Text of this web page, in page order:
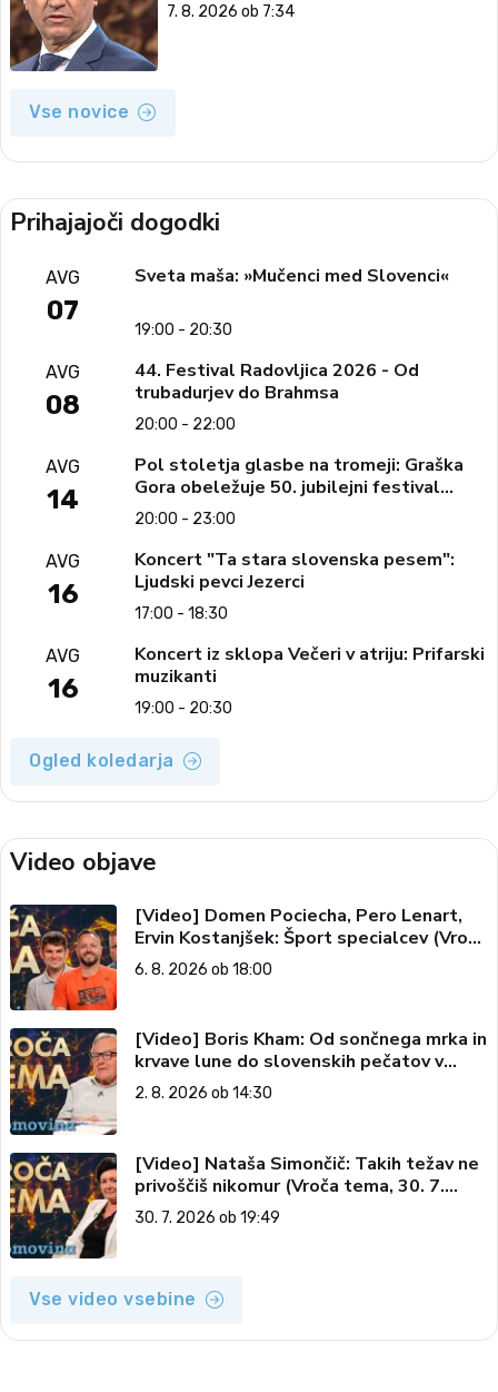
7. 8. 2026 ob 7:34
Vse novice
Prihajajoči dogodki
AVG
07
Sveta maša: »Mučenci med Slovenci«
19:00 - 20:30
AVG
08
44. Festival Radovljica 2026 - Od
trubadurjev do Brahmsa
20:00 - 22:00
AVG
14
Pol stoletja glasbe na tromeji: Graška
Gora obeležuje 50. jubilejni festival
narodno-zabavne glasbe
20:00 - 23:00
AVG
16
Koncert "Ta stara slovenska pesem":
Ljudski pevci Jezerci
17:00 - 18:30
AVG
16
Koncert iz sklopa Večeri v atriju: Prifarski
muzikanti
19:00 - 20:30
Ogled koledarja
Video objave
[Video] Domen Pociecha, Pero Lenart,
Ervin Kostanjšek: Šport specialcev (Vroča
tema, 6. 8. 2026)
6. 8. 2026 ob 18:00
[Video] Boris Kham: Od sončnega mrka in
krvave lune do slovenskih pečatov v
vesolju (Vroča tema, 2. 8. 2026)
2. 8. 2026 ob 14:30
[Video] Nataša Simončič: Takih težav ne
privoščiš nikomur (Vroča tema, 30. 7.
2026)
30. 7. 2026 ob 19:49
Vse video vsebine